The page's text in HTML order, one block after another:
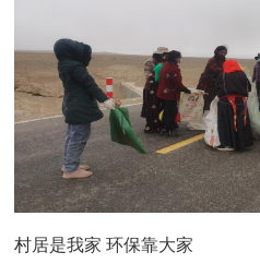
村居是我家 环保靠大家